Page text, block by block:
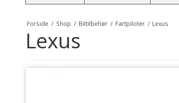
Forside / Shop / Biltilbehør / Fartpiloter / Lexus
Lexus